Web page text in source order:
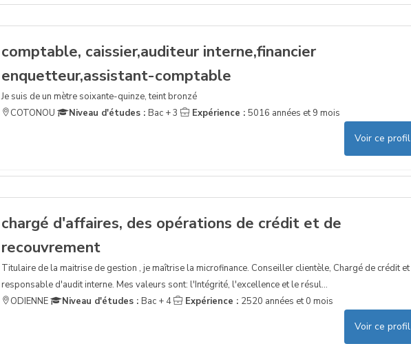
comptable, caissier,auditeur interne,financier
enquetteur,assistant-comptable
Je suis de un mètre soixante-quinze, teint bronzé
COTONOU
Niveau d'études : Bac + 3 Expérience : 5016 années et 9 mois
Voir ce profil
chargé d'affaires, des opérations de crédit et de
recouvrement
Titulaire de la maitrise de gestion , je maîtrise la microfinance. Conseiller clientèle, Chargé de crédit et
responsable d'audit interne. Mes valeurs sont: l'Intégrité, l'excellence et le résul...
ODIENNE
Niveau d'études : Bac + 4 Expérience : 2520 années et 0 mois
Voir ce profil